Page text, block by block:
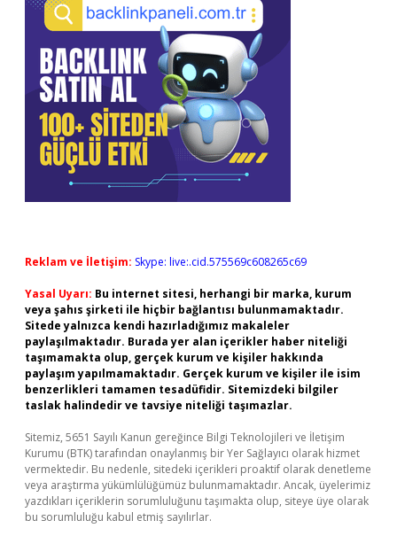
Reklam ve İletişim: Skype: live:.cid.575569c608265c69
Yasal Uyarı: Bu internet sitesi, herhangi bir marka, kurum
veya şahıs şirketi ile hiçbir bağlantısı bulunmamaktadır.
Sitede yalnızca kendi hazırladığımız makaleler
paylaşılmaktadır. Burada yer alan içerikler haber niteliği
taşımamakta olup, gerçek kurum ve kişiler hakkında
paylaşım yapılmamaktadır. Gerçek kurum ve kişiler ile isim
benzerlikleri tamamen tesadüfidir. Sitemizdeki bilgiler
taslak halindedir ve tavsiye niteliği taşımazlar.
Sitemiz, 5651 Sayılı Kanun gereğince Bilgi Teknolojileri ve İletişim
Kurumu (BTK) tarafından onaylanmış bir Yer Sağlayıcı olarak hizmet
vermektedir. Bu nedenle, sitedeki içerikleri proaktif olarak denetleme
veya araştırma yükümlülüğümüz bulunmamaktadır. Ancak, üyelerimiz
yazdıkları içeriklerin sorumluluğunu taşımakta olup, siteye üye olarak
bu sorumluluğu kabul etmiş sayılırlar.